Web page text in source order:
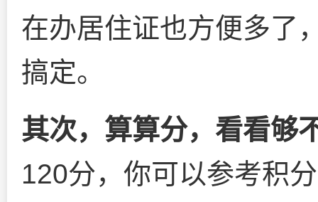
在办居住证也方便多了
搞定。
其次，算算分，看看够
120分，你可以参考积